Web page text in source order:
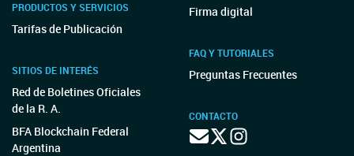
PRODUCTOS Y SERVICIOS
Tarifas de Publicación
SITIOS DE INTERÉS
Red de Boletines Oficiales
de la R. A.
BFA Blockchain Federal
Argentina
Firma digital
FAQ Y TUTORIALES
Preguntas Frecuentes
CONTACTO